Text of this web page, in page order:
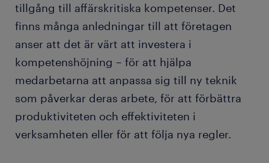
tillgång till affärskritiska kompetenser. Det
finns många anledningar till att företagen
anser att det är värt att investera i
kompetenshöjning – för att hjälpa
medarbetarna att anpassa sig till ny teknik
som påverkar deras arbete, för att förbättra
produktiviteten och effektiviteten i
verksamheten eller för att följa nya regler.